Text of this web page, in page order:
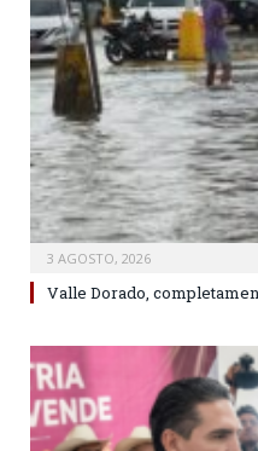
3 AGOSTO, 2026
Valle Dorado,